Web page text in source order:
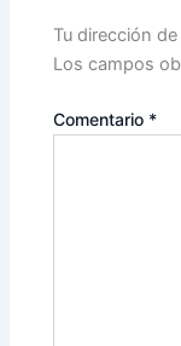
Tu dirección
Los campos
Comentario *